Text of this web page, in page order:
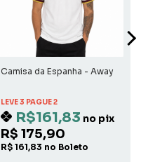
Camisa da Espanha - Away
LEVE 3 PAGUE 2
R$161,83 no pix
R$ 175,90
R$ 161,83 no Boleto